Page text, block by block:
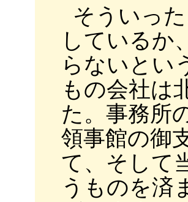
そういっ
しているか
らないとい
もの会社は
た。事務所
領事館の御
て、そして
うものを済